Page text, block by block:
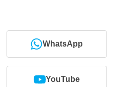
WhatsApp
YouTube